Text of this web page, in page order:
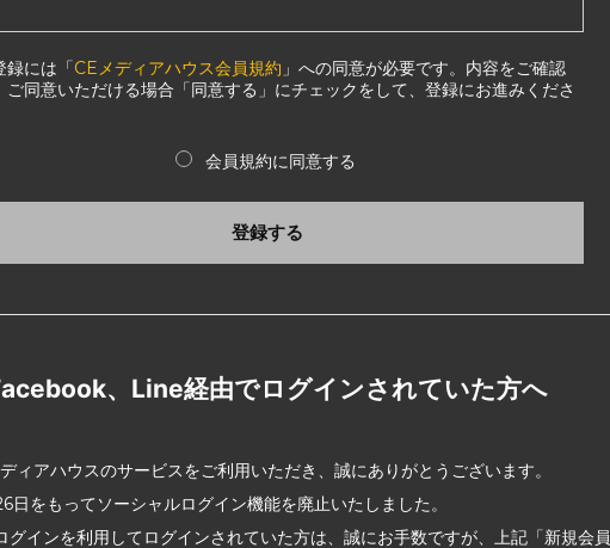
録には「CEメディアハウス会員規約 」への同意が必要です。内容をご確認
ご同意いただける場合「同意する」にチェックをして、登録にお進みくださ
会員規約に同意する
登録する
、Line経由でログインされていた方へ
ィアハウスのサービスをご利用いただき、誠にありがとうございます。
日をもってソーシャルログイン機能を廃止いたしました。
グインを利用してログインされていた方は、誠にお手数ですが、上記「新規会員